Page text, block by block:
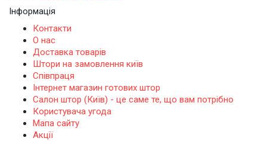
Інформація
Контакти
О нас
Доставка товарів
Штори на замовлення київ
Співпраця
Інтернет магазин готових штор
Салон штор (Київ) - це саме те, що вам потрібно
Користувача угода
Мапа сайту
Акції